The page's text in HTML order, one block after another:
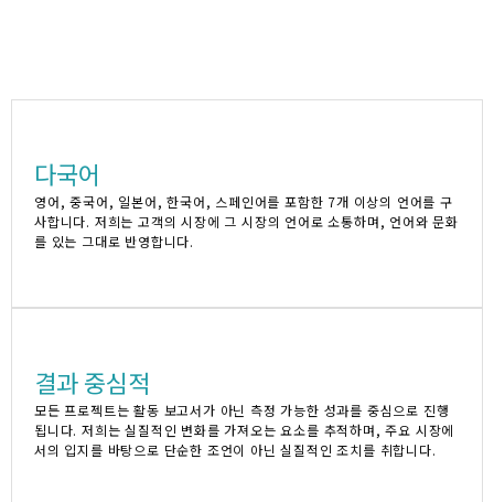
다국어
영어, 중국어, 일본어, 한국어, 스페인어를 포함한 7개 이상의 언어를 구
사합니다. 저희는 고객의 시장에 그 시장의 언어로 소통하며, 언어와 문화
를 있는 그대로 반영합니다.
결과 중심적
모든 프로젝트는 활동 보고서가 아닌 측정 가능한 성과를 중심으로 진행
됩니다. 저희는 실질적인 변화를 가져오는 요소를 추적하며, 주요 시장에
서의 입지를 바탕으로 단순한 조언이 아닌 실질적인 조치를 취합니다.